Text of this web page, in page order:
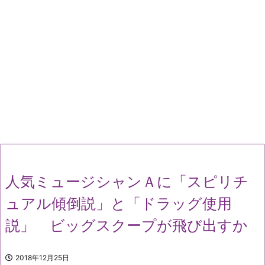
人気ミュージシャンＡに「スピリチ
ュアル傾倒説」と「ドラッグ使用
説」 ビッグスクープが飛び出すか
2018年12月25日